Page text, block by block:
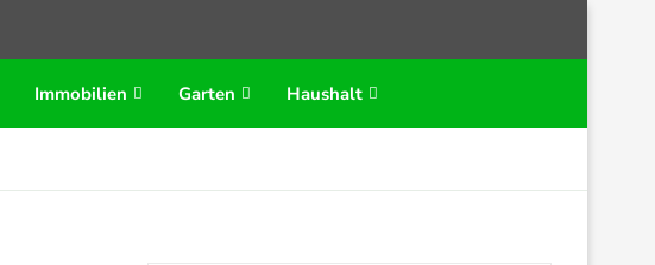
Immobilien Garten Haushalt